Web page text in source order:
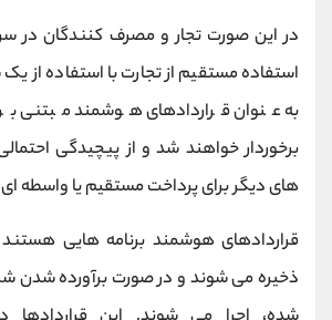
در این صورت تجار و مصرف کنندگان در
استفاده مستقیم از تجارت با استفاده از
به عنوان قراردادهای هوشمند مبتنی
برخوردار خواهند شد و از پیچیدگی
های دیگر برای پرداخت مستقیم یا واسطه
قراردادهای هوشمند برنامه هایی
ذخیره می شوند و در صورت برآورده شدن